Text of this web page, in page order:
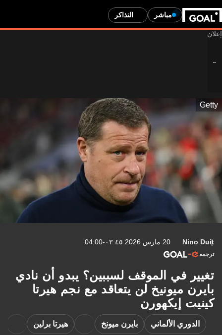
مباشر التذاكر
Getty
Nino Duit 20 مارس 2026 ٠٣:٤٥-04:00
ترجمه
تغيير في الموقف لسببين؟ يبدو أن نادي
بايرن ميونيخ لن يتعاقد مع نجم هيرتا
كينيت إيكهورن
الدوري الألماني بايرن ميونخ هيرتا برلين